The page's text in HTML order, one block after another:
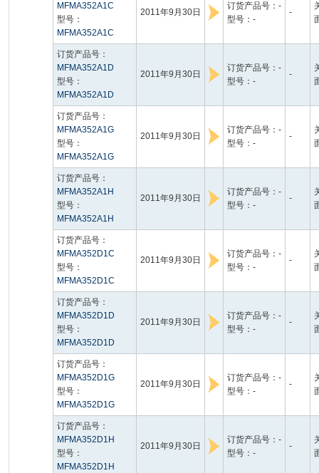
MFMA352A1C
型号：
MFMA352A1C
2011年9月30日
订货产品号：-
型号：-
-
订货产品号：
MFMA352A1D
型号：
MFMA352A1D
2011年9月30日
订货产品号：-
型号：-
-
订货产品号：
MFMA352A1G
型号：
MFMA352A1G
2011年9月30日
订货产品号：-
型号：-
-
订货产品号：
MFMA352A1H
型号：
MFMA352A1H
2011年9月30日
订货产品号：-
型号：-
-
订货产品号：
MFMA352D1C
型号：
MFMA352D1C
2011年9月30日
订货产品号：-
型号：-
-
订货产品号：
MFMA352D1D
型号：
MFMA352D1D
2011年9月30日
订货产品号：-
型号：-
-
订货产品号：
MFMA352D1G
型号：
MFMA352D1G
2011年9月30日
订货产品号：-
型号：-
-
订货产品号：
MFMA352D1H
型号：
MFMA352D1H
2011年9月30日
订货产品号：-
型号：-
-